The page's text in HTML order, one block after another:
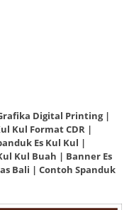
Digital Printing |
Kul Format CDR |
Es Kul Kul |
Kul Buah | Banner Es
Bali | Contoh Spanduk